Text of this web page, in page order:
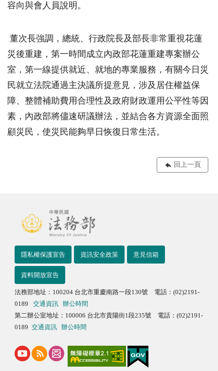
容向與會人員說明。
董次長強調，總統、行政院長及部長非常重視花蓮
災後重建，第一時間成立內政部花蓮重建專案辦公
室，第一線提供就近、就地的專業服務，有關今日災
民就立法院通過主決議所提意見，涉及居住權益保
障、整體補助費用合理性及政府財政運用公平性等因
素，內政部將儘速研議辦法，並結合各方資源全面照
顧災民，使災民能夠早日恢復日常生活。
回上一頁
隱私權保護宣告 資訊安全政策 意見信箱
資料開放宣告
法務部地址：100204 台北市重慶南路一段130號 電話：(02)2191-
0189
交通資訊
辦公時間
第二辦公室地址：100006 台北市貴陽街1段235號 電話：(02)2191-
0189 交通資訊 辦公時間